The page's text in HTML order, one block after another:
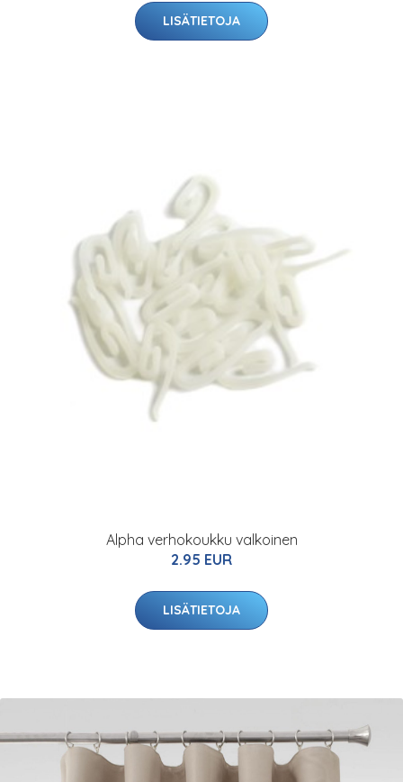
LISÄTIETOJA
Alpha verhokoukku valkoinen
2.95 EUR
LISÄTIETOJA